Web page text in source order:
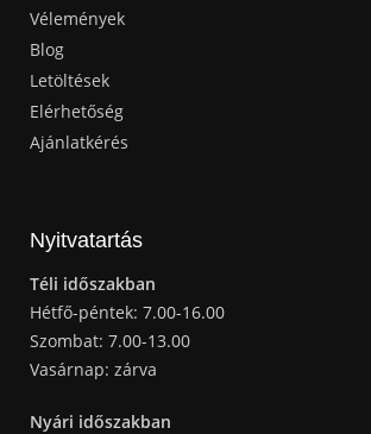
Vélemények
Blog
Letöltések
Elérhetőség
Ajánlatkérés
Nyitvatartás
Téli időszakban
Hétfő-péntek: 7.00-16.00
Szombat: 7.00-13.00
Vasárnap: zárva
Nyári időszakban